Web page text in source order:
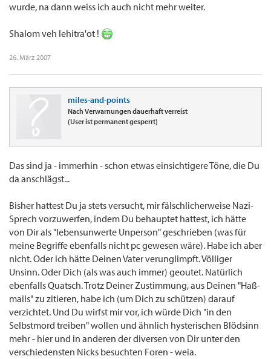
wurde, na dann weiss ich auch nicht mehr weiter.
Shalom veh lehitra'ot !
26. März 2007
miles-and-points
Nach Verwarnungen dauerhaft verreist
(User ist permanent gesperrt)
Das sind ja - immerhin - schon etwas einsichtigere Töne, die Du
da anschlägst...
Bisher hattest Du ja stets versucht, mir fälschlicherweise Nazi-
Sprech vorzuwerfen, indem Du behauptet hattest, ich hätte
von Dir als "lebensunwerte Unperson" geschrieben (was für
meine Begriffe ebenfalls nicht pc gewesen wäre). Habe ich aber
nicht. Oder ich hätte Deinen Vater verunglimpft. Völliger
Unsinn. Oder Dich (als was auch immer) geoutet. Natürlich
ebenfalls Quatsch. Trotz Deiner Zustimmung, aus Deinen "Haß-
mails" zu zitieren, habe ich (um Dich zu schützen) darauf
verzichtet. Und Du wirfst mir vor, ich würde Dich "in den
Selbstmord treiben" wollen und ähnlich hysterischen Blödsinn
mehr - hier und in anderen der diversen von Dir unter den
verschiedensten Nicks besuchten Foren - weia.